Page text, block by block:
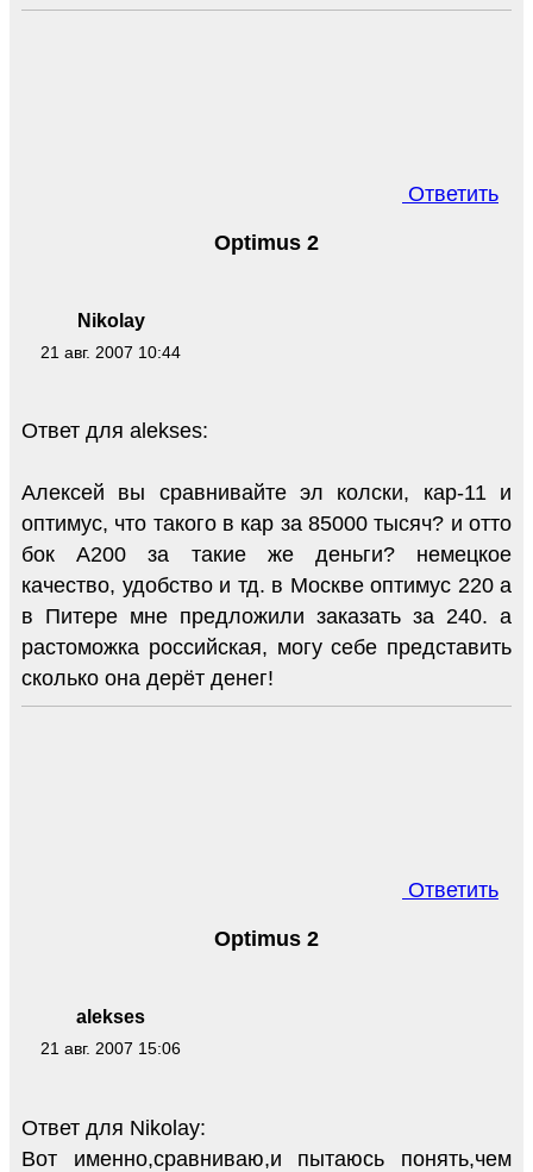
Ответить
Nikolay
21 авг. 2007 10:44
Optimus 2
Ответ для alekses:
Алексей вы сравнивайте эл колски, кар-11 и
оптимус, что такого в кар за 85000 тысяч? и отто
бок А200 за такие же деньги? немецкое
качество, удобство и тд. в Москве оптимус 220 а
в Питере мне предложили заказать за 240. а
растоможка российская, могу себе представить
сколько она дерёт денег!
Ответить
alekses
21 авг. 2007 15:06
Optimus 2
Ответ для Nikolay:
Вот именно,сравниваю,и пытаюсь понять,чем